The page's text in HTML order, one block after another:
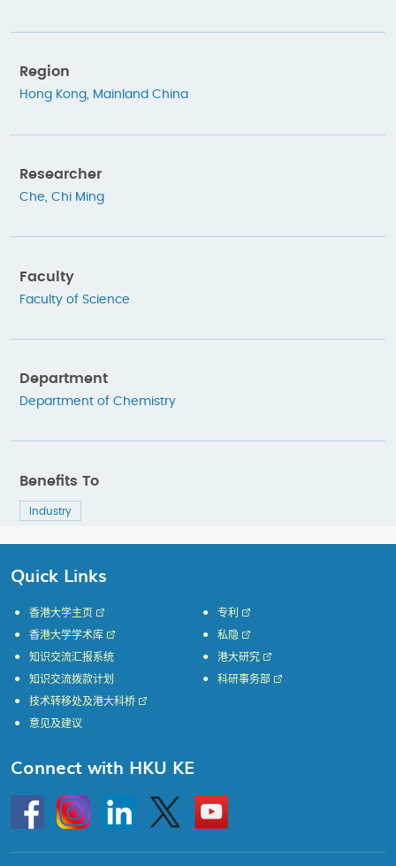
Region
Hong Kong, Mainland China
Researcher
Che, Chi Ming
Faculty
Faculty of Science
Department
Department of Chemistry
Benefits To
Industry
Quick Links
香港大学主页
香港大学学术库
知识交流汇报系统
知识交流拨款计划
专利
私隐
港大研究
科研事务部
技术转移处及港大科桥
意见及建议
Connect with HKU KE
HKU
InstagramLinkedin Twitter
Go
to
HKU